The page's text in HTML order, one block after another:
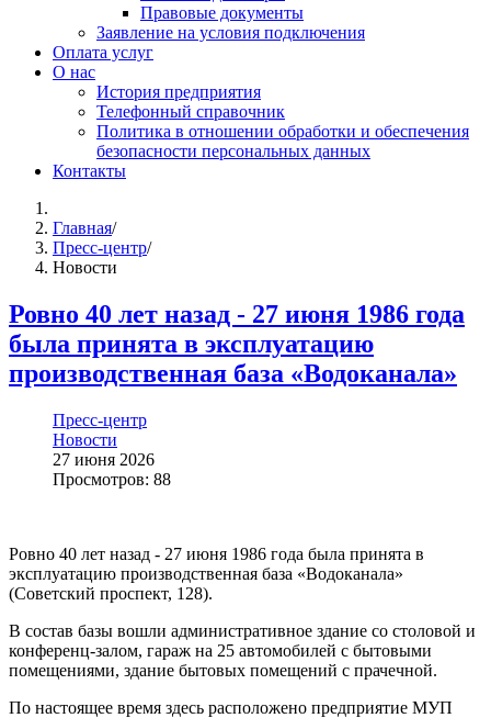
Правовые документы
Заявление на условия подключения
Оплата услуг
О нас
История предприятия
Телефонный справочник
Политика в отношении обработки и обеспечения
безопасности персональных данных
Контакты
Главная/
Пресс-центр/
Новости
Ровно 40 лет назад - 27 июня 1986 года
была принята в эксплуатацию
производственная база «Водоканала»
Пресс-центр
Новости
27 июня 2026
Просмотров: 88
Ровно 40 лет назад - 27 июня 1986 года была принята в
эксплуатацию производственная база «Водоканала»
(Советский проспект, 128).
В состав базы вошли административное здание со столовой и
конференц-залом, гараж на 25 автомобилей с бытовыми
помещениями, здание бытовых помещений с прачечной.
По настоящее время здесь расположено предприятие МУП